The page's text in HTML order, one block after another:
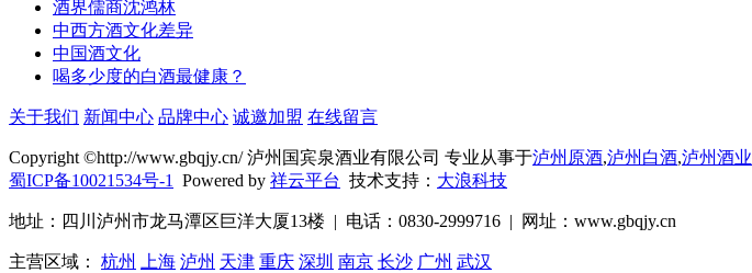
酒界儒商沈鸿林
中西方酒文化差异
中国酒文化
喝多少度的白酒最健康？
关于我们 新闻中心 品牌中心 诚邀加盟 在线留言
Copyright ©http://www.gbqjy.cn/ 泸州国宾泉酒业有限公司 专业从事于泸州原酒,泸州白酒,泸州酒业
蜀ICP备10021534号-1
Powered by 祥云平台 技术支持： 大浪科技
地址：四川泸州市龙马潭区巨洋大厦13楼 | 电话：0830-2999716 | 网址：www.gbqjy.cn
主营区域： 杭州 上海 泸州 天津 重庆 深圳 南京 长沙 广州 武汉